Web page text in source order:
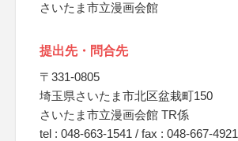
さいたま市立漫画会館
提出先・問合先
〒331-0805
埼玉県さいたま市北区盆栽町150
さいたま市立漫画会館 TR係
tel : 048-663-1541 / fax : 048-667-4921